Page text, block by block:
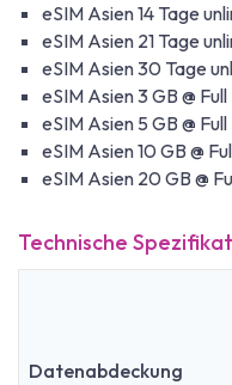
eSIM Asien 14 Tage
eSIM Asien 21 Tage
eSIM Asien 30 Tage
eSIM Asien 3 GB @
eSIM Asien 5 GB @
eSIM Asien 10 GB @
eSIM Asien 20 GB @
Technische
Datenabdeckung